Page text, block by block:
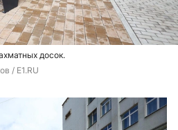
досок.
/ E1.RU